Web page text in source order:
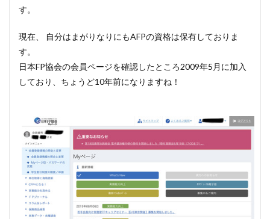
す。
現在、 自分はまがりなりにもAFPの資格は保有しておりま
す。
日本FP協会の会員ページを確認したところ2009年5月に加入
しており、ちょうど10年前になりますね！